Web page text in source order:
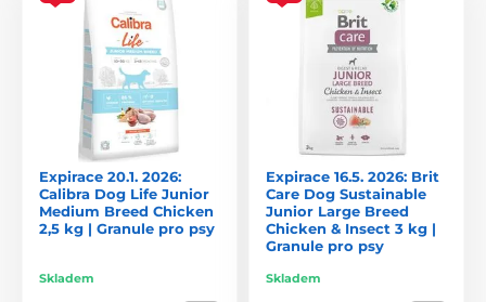
Expirace 20.1. 2026:
Calibra Dog Life Junior
Medium Breed Chicken
2,5 kg | Granule pro psy
Skladem
Expirace 16.5. 2026: Brit
Care Dog Sustainable
Junior Large Breed
Chicken & Insect 3 kg |
Granule pro psy
Skladem